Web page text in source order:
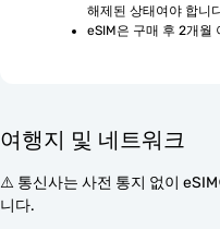
해제된 상태여야 합니
eSIM은 구매 후 2개월
여행지 및 네트워크
⚠️ 통신사는 사전 통지 없이
니다.